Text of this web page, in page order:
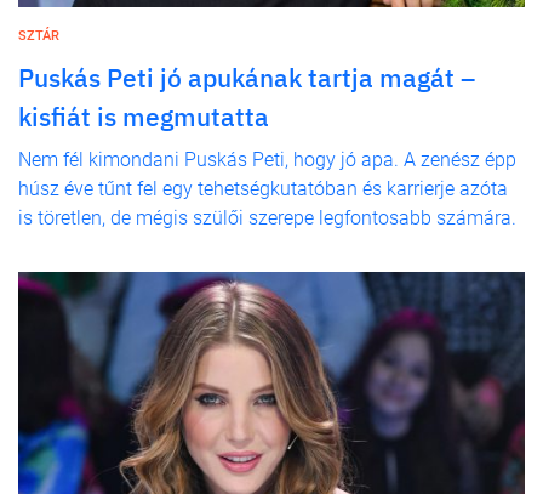
SZTÁR
Puskás Peti jó apukának tartja magát –
kisfiát is megmutatta
Nem fél kimondani Puskás Peti, hogy jó apa. A zenész épp
húsz éve tűnt fel egy tehetségkutatóban és karrierje azóta
is töretlen, de mégis szülői szerepe legfontosabb számára.